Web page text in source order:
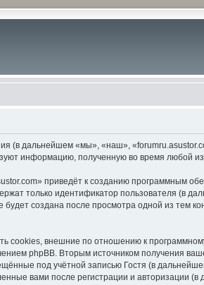
(в дальнейшем «мы», «наш»,
информацию, полученную во время любой
приведёт к созданию программным
только идентификатор пользователя (в
создана после просмотра одной из тем
внешние по отношению к
phpBB. Вторым источником получения
под учётной записью Гостя (в
вами после регистрации и авторизации